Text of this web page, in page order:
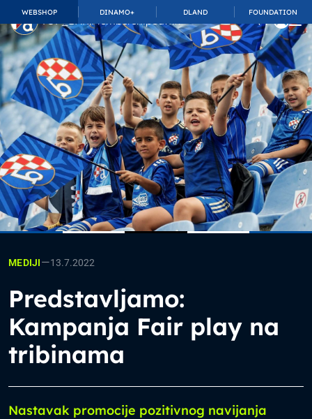
WEBSHOP DINAMO+ DLAND FOUNDATION
TOP_BAR.MembershipSuffix
MEDIJI—13.7.2022
Predstavljamo:
Kampanja Fair play na
tribinama
Nastavak promocije pozitivnog navijanja